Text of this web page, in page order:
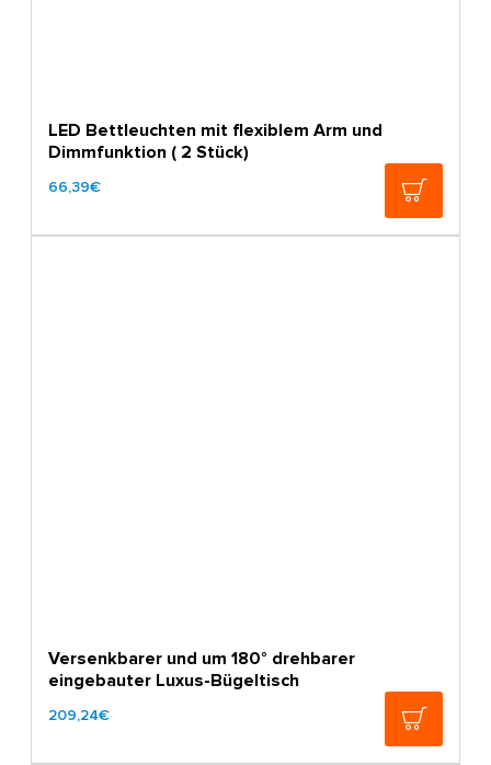
LED Bettleuchten mit flexiblem Arm und
Dimmfunktion ( 2 Stück)
66,39€
Versenkbarer und um 180° drehbarer
eingebauter Luxus-Bügeltisch
209,24€